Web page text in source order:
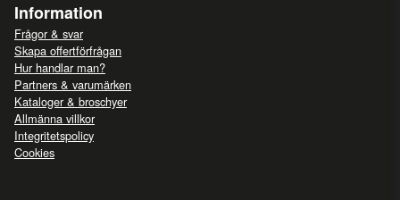
Information
Frågor & svar
Skapa offertförfrågan
Hur handlar man?
Partners & varumärken
Kataloger & broschyer
Allmänna villkor
Integritetspolicy
Cookies